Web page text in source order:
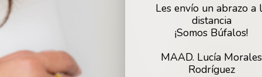
Les envío un abrazo a
distancia
¡Somos Búfalos!
MAAD. Lucía Morales
Rodríguez